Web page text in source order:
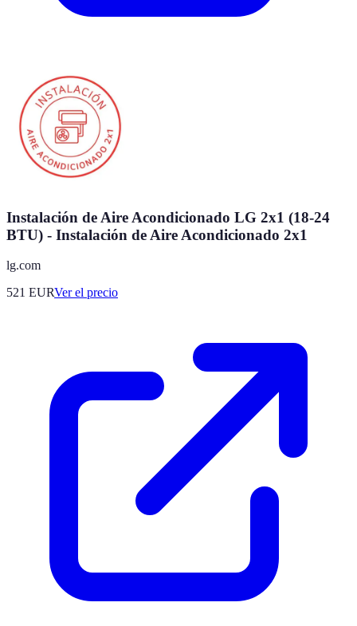
Instalación de Aire Acondicionado LG 2x1 (18-24
BTU) - Instalación de Aire Acondicionado 2x1
lg.com
521 EURVer el precio